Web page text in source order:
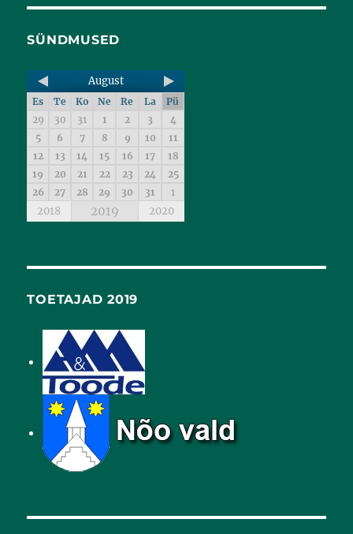
SÜNDMUSED
August
Es Te Ko Ne Re La
Pü
29
30 31 1 2 3
4
5
6 7 8 9 10
11
12
13 14 15 16 17
18
19
20 21 22 23 24
25
26
27 28 29 30 31 1
2018 2019 2020
TOETAJAD 2019